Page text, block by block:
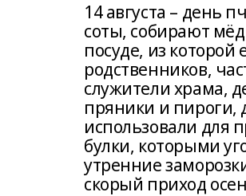
14 августа – день
соты, собирают
посуде, из
родственников,
служители храма,
пряники и пироги,
использовали для
булки, которыми
утренние
скорый приход